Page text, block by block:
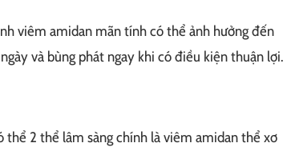
viêm amidan mãn tính có thể ảnh hưởng đến
và bùng phát ngay khi có điều kiện thuận lợi.
2 thể lâm sàng chính là viêm amidan thể xơ